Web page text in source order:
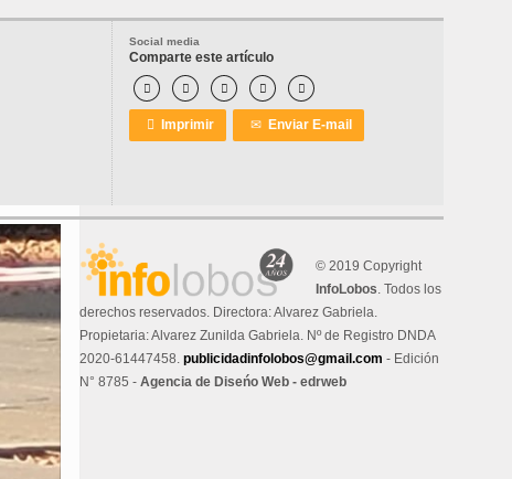
Social media
Comparte este artículo
    
 Imprimir ✉ Enviar E-mail
© 2019 Copyright
InfoLobos. Todos los
derechos reservados. Directora: Alvarez Gabriela.
Propietaria: Alvarez Zunilda Gabriela. Nº de Registro DNDA
2020-61447458. publicidadinfolobos@gmail.com - Edición
N° 8785 - Agencia de Diseńo Web - edrweb